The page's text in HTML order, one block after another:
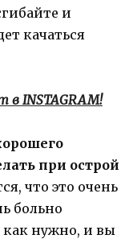
и
качаться
в INSTAGRAM!
при острой
что это очень
больно
как нужно, и вы